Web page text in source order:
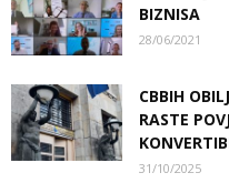
BIZNISA
28/06/2021
CBBIH
RASTE
31/10/2025